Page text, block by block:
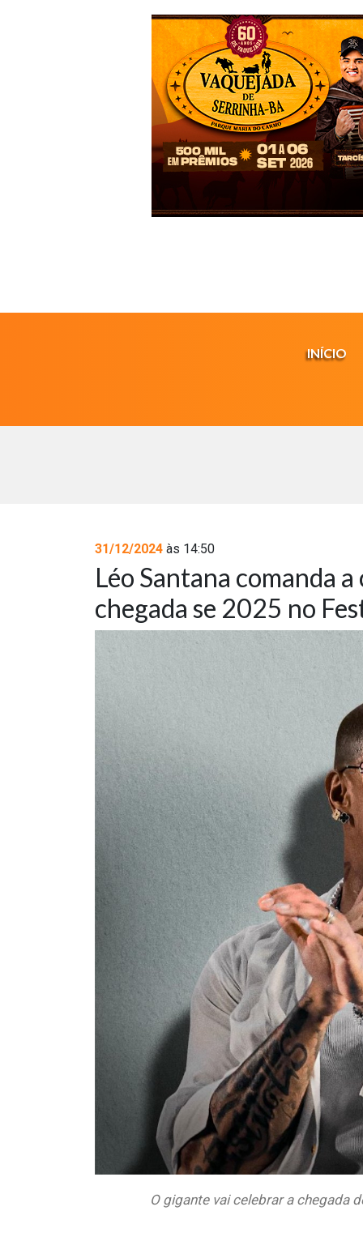
INÍCIO
31/12/2024 às 14:50
Léo Santana comanda
chegada se 2025 no
O gigante vai celebrar a chegada